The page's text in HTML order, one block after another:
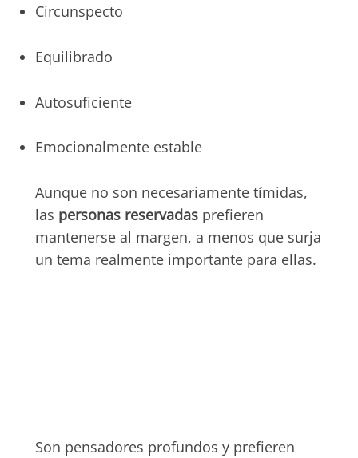
Circunspecto
Equilibrado
Autosuficiente
Emocionalmente estable
Aunque no son necesariamente tímidas,
las personas reservadasprefieren
mantenerse al margen, a menos que surja
un tema realmente importante para ellas.
Son pensadores profundos y prefieren